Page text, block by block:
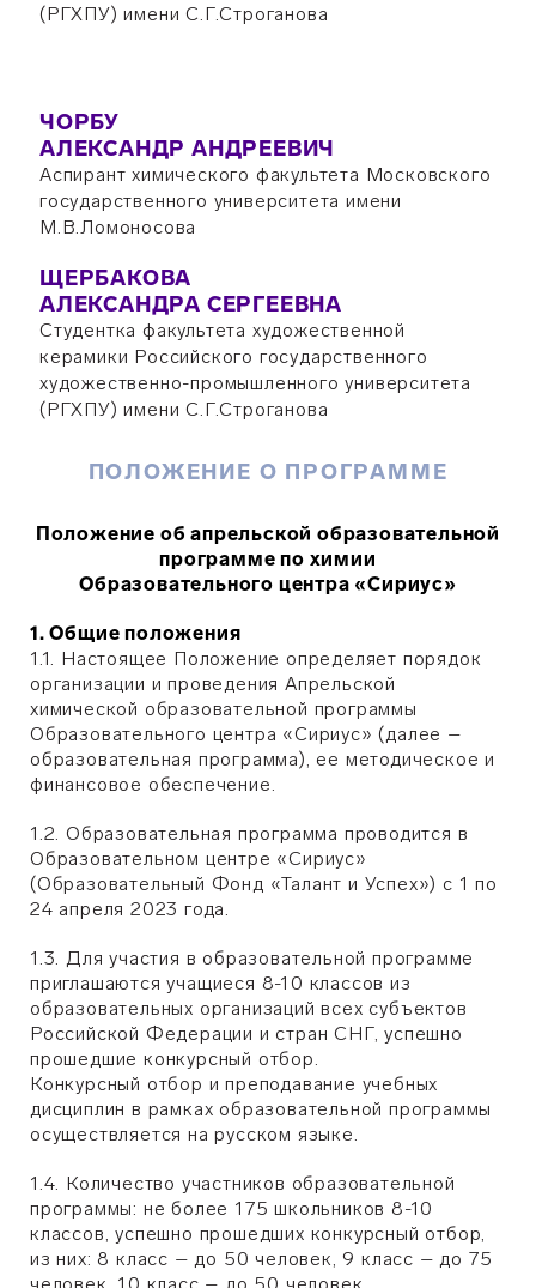
(РГХПУ) имени С.Г.Строганова
ЧОРБУ
АЛЕКСАНДР АНДРЕЕВИЧ
Аспирант химического факультета Московского
государственного университета имени
М.В.Ломоносова
ЩЕРБАКОВА
АЛЕКСАНДРА СЕРГЕЕВНА
Студентка факультета художественной
керамики Российского государственного
художественно-промышленного университета
(РГХПУ) имени С.Г.Строганова
ПОЛОЖЕНИЕ О ПРОГРАММЕ
Положение об апрельской образовательной
программе по химии
Образовательного центра «Сириус»
1. Общие положения
1.1. Настоящее Положение определяет порядок
организации и проведения Апрельской
химической образовательной программы
Образовательного центра «Сириус» (далее –
образовательная программа), ее методическое и
финансовое обеспечение.
1.2. Образовательная программа проводится в
Образовательном центре «Сириус»
(Образовательный Фонд «Талант и Успех») с 1 по
24 апреля 2023 года.
1.3. Для участия в образовательной программе
приглашаются учащиеся 8-10 классов из
образовательных организаций всех субъектов
Российской Федерации и стран СНГ, успешно
прошедшие конкурсный отбор.
Конкурсный отбор и преподавание учебных
дисциплин в рамках образовательной программы
осуществляется на русском языке.
1.4. Количество участников образовательной
программы: не более 175 школьников 8-10
классов, успешно прошедших конкурсный отбор,
из них: 8 класс – до 50 человек, 9 класс – до 75